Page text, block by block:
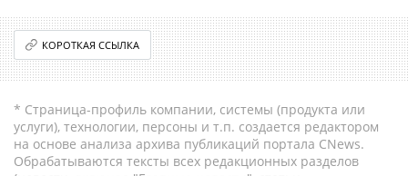
КОРОТКАЯ ССЫЛКА
* Страница-профиль компании, системы (продукта или
услуги), технологии, персоны и т.п. создается редактором
на основе анализа архива публикаций портала CNews.
Обрабатываются тексты всех редакционных разделов